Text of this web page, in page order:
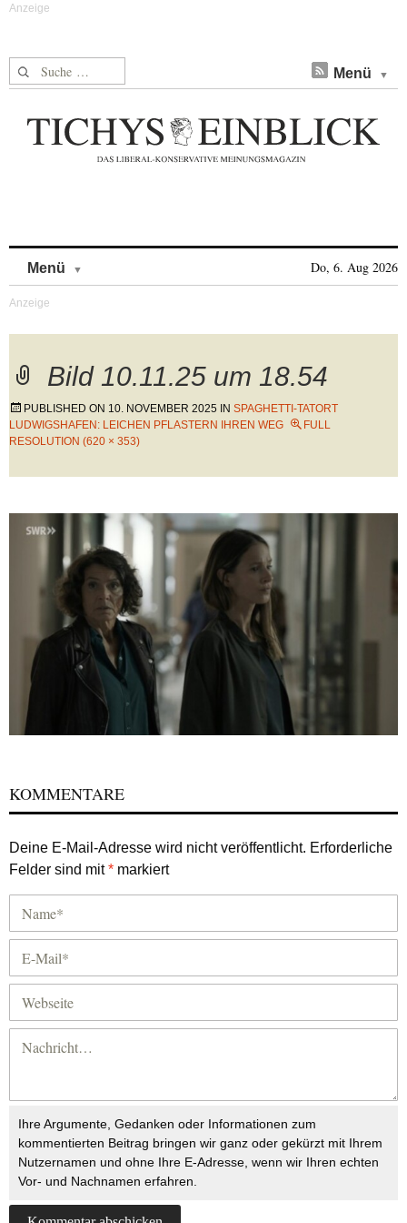
Suche nach: Menü
Menü Do, 6. Aug 2026
Bild 10.11.25 um 18.54
PUBLISHED ON 10. NOVEMBER 2025 IN SPAGHETTI-TATORT
LUDWIGSHAFEN: LEICHEN PFLASTERN IHREN WEG
FULL
RESOLUTION (620 × 353)
KOMMENTARE
Deine E-Mail-Adresse wird nicht veröffentlicht. Erforderliche
Felder sind mit* markiert
Ihre Argumente, Gedanken oder Informationen zum
kommentierten Beitrag bringen wir ganz oder gekürzt mit Ihrem
Nutzernamen und ohne Ihre E-Adresse, wenn wir Ihren echten
Vor- und Nachnamen erfahren.